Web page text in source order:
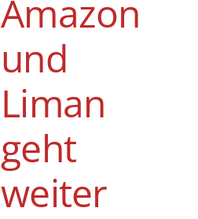
Amazon
und
Liman
geht
weiter